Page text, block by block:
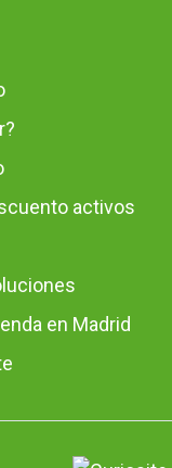
activos
en Madrid